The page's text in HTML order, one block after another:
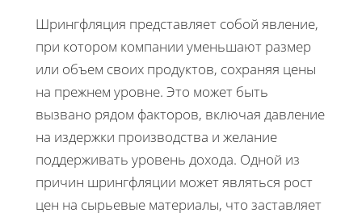
Шрингфляция представляет собой явление,
при котором компании уменьшают размер
или объем своих продуктов, сохраняя цены
на прежнем уровне. Это может быть
вызвано рядом факторов, включая давление
на издержки производства и желание
поддерживать уровень дохода. Одной из
причин шрингфляции может являться рост
цен на сырьевые материалы, что заставляет